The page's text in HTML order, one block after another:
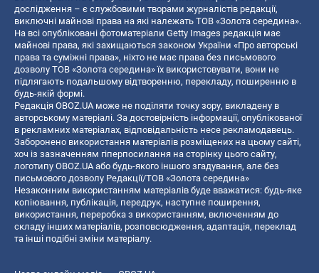
дослідження – є службовими творами журналістів редакції,
виключні майнові права на які належать ТОВ «Золота середина».
На всі опубліковані фотоматеріали Getty Images редакція має
майнові права, які захищаються законом України «Про авторські
права та суміжні права», ніхто не має права без письмового
дозволу ТОВ «Золота середина» їх використовувати, вони не
підлягають подальшому відтворенню, перекладу, поширенню в
будь-якій формі.
Редакція OBOZ.UA може не поділяти точку зору, викладену в
авторському матеріалі. За достовірність інформації, опублікованої
в рекламних матеріалах, відповідальність несе рекламодавець.
Заборонено використання матеріалів розміщених на цьому сайті,
хоч із зазначенням гіперпосилання на сторінку цього сайту,
логотипу OBOZ.UA або будь-якого іншого згадування, але без
письмового дозволу Редакції/ТОВ «Золота середина»
Незаконним використанням матеріалів буде вважатися: будь-яке
копiювання, публiкацiя, передрук, наступне поширення,
використання, переробка з використанням, включенням до
складу інших матеріалів, розповсюдження, адаптація, переклад
та інші подібні зміни матеріалу.